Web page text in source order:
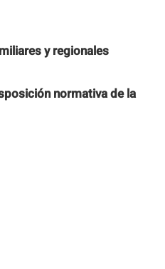
y regionales
normativa de la